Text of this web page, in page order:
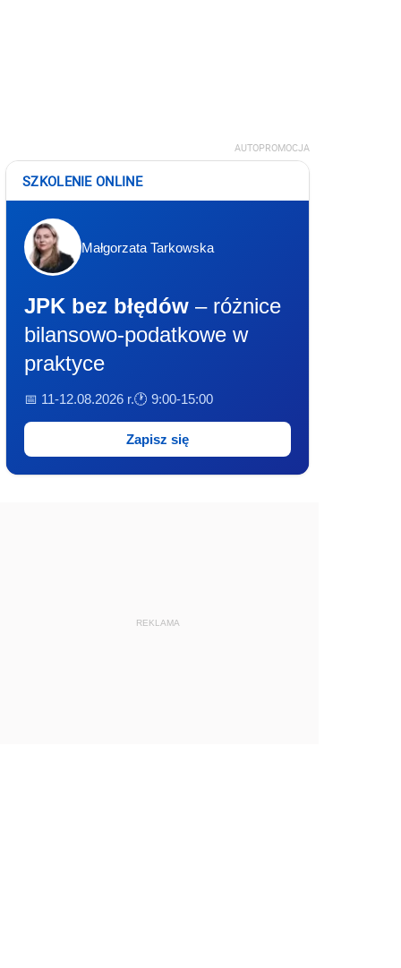
AUTOPROMOCJA
SZKOLENIE ONLINE
Małgorzata Tarkowska
JPK bez błędów – różnice
bilansowo-podatkowe w
praktyce
📅 11-12.08.2026 r.🕐 9:00-15:00
Zapisz się
REKLAMA